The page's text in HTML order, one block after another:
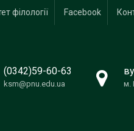
філології Facebook
(0342)59-60-63
ksm@pnu.edu.ua м.